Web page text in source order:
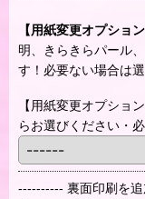
【用紙変更オプショ
明、きらきらパール
す！必要ない場合は
【用紙変更オプショ
らお選びください・
---------- 裏面印刷を